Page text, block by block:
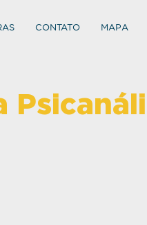
CONTATO MAPA